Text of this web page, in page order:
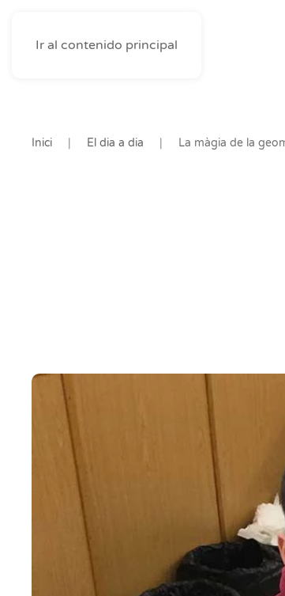
Ir al contenido principal
Inici El dia a dia La màgia de la